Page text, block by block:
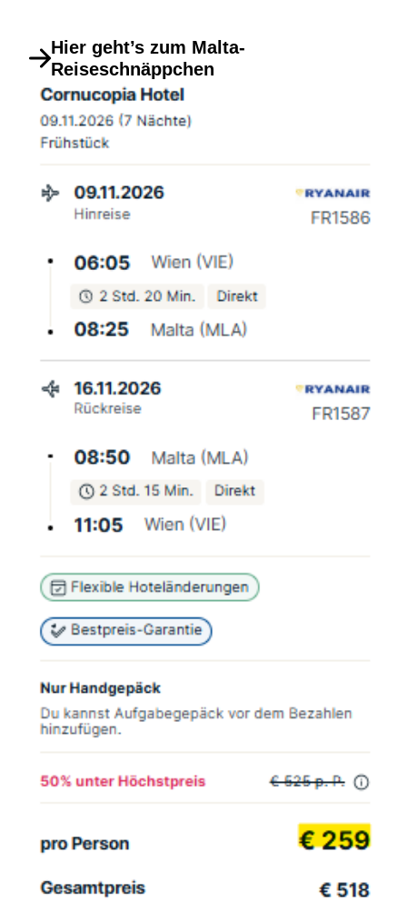
Hier geht’s zum Malta-
Reiseschnäppchen